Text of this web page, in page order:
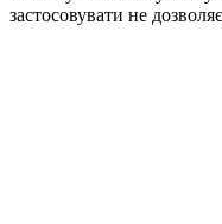
застосовувати не